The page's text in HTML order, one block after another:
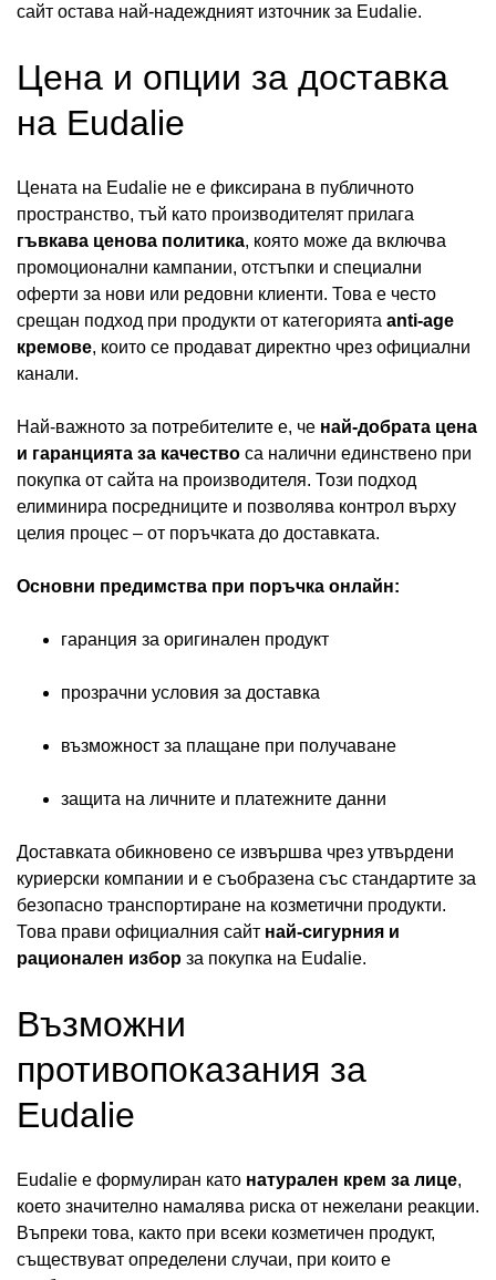
сайт остава най-надеждният източник за Eudalie.
Цена и опции за доставка
на Eudalie
Цената на Eudalie не е фиксирана в публичното
пространство, тъй като производителят прилага
гъвкава ценова политика, която може да включва
промоционални кампании, отстъпки и специални
оферти за нови или редовни клиенти. Това е често
срещан подход при продукти от категорията anti-age
кремове, които се продават директно чрез официални
канали.
Най-важното за потребителите е, че най-добрата цена
и гаранцията за качество са налични единствено при
покупка от сайта на производителя. Този подход
елиминира посредниците и позволява контрол върху
целия процес – от поръчката до доставката.
Основни предимства при поръчка онлайн:
гаранция за оригинален продукт
прозрачни условия за доставка
възможност за плащане при получаване
защита на личните и платежните данни
Доставката обикновено се извършва чрез утвърдени
куриерски компании и е съобразена със стандартите за
безопасно транспортиране на козметични продукти.
Това прави официалния сайт най-сигурния и
рационален избор за покупка на Eudalie.
Възможни
противопоказания за
Eudalie
Eudalie е формулиран като натурален крем за лице,
което значително намалява риска от нежелани реакции.
Въпреки това, както при всеки козметичен продукт,
съществуват определени случаи, при които е